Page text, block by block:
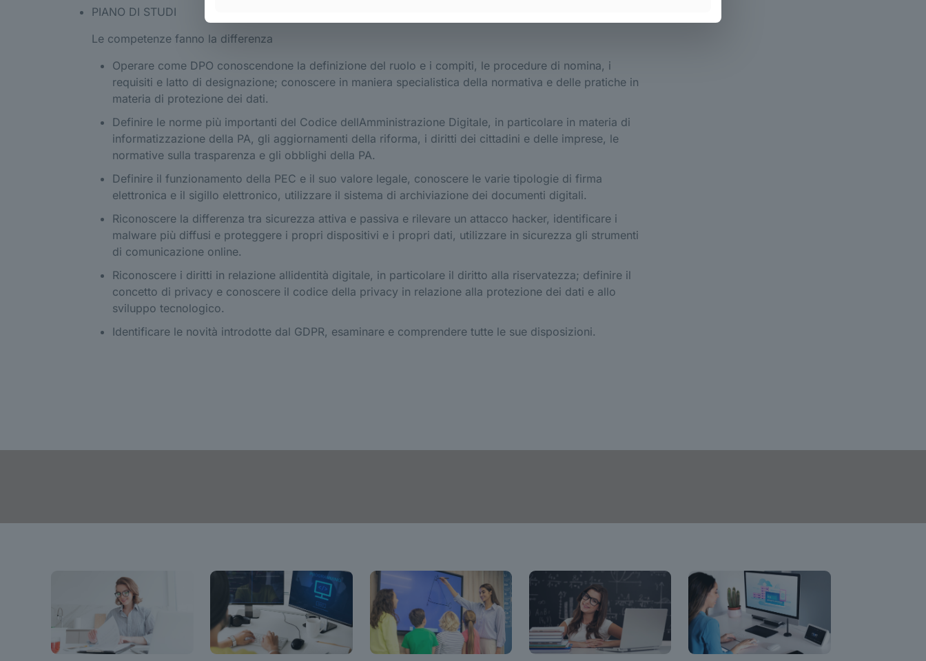
PIANO DI STUDI
Le competenze fanno la differenza
Operare come DPO conoscendone la definizione del ruolo e i compiti, le procedure di nomina, i
requisiti e latto di designazione; conoscere in maniera specialistica della normativa e delle pratiche in
materia di protezione dei dati.
Definire le norme più importanti del Codice dellAmministrazione Digitale, in particolare in materia di
informatizzazione della PA, gli aggiornamenti della riforma, i diritti dei cittadini e delle imprese, le
normative sulla trasparenza e gli obblighi della PA.
Definire il funzionamento della PEC e il suo valore legale, conoscere le varie tipologie di firma
elettronica e il sigillo elettronico, utilizzare il sistema di archiviazione dei documenti digitali.
Riconoscere la differenza tra sicurezza attiva e passiva e rilevare un attacco hacker, identificare i
malware più diffusi e proteggere i propri dispositivi e i propri dati, utilizzare in sicurezza gli strumenti
di comunicazione online.
Riconoscere i diritti in relazione allidentità digitale, in particolare il diritto alla riservatezza; definire il
concetto di privacy e conoscere il codice della privacy in relazione alla protezione dei dati e allo
sviluppo tecnologico.
Identificare le novità introdotte dal GDPR, esaminare e comprendere tutte le sue disposizioni.